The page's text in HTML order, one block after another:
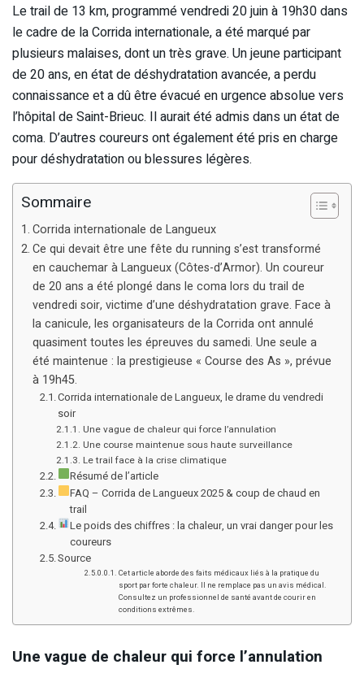
Le trail de 13 km, programmé vendredi 20 juin à 19h30 dans
le cadre de la Corrida internationale, a été marqué par
plusieurs malaises, dont un très grave. Un jeune participant
de 20 ans, en état de déshydratation avancée, a perdu
connaissance et a dû être évacué en urgence absolue vers
l’hôpital de Saint-Brieuc. Il aurait été admis dans un état de
coma. D’autres coureurs ont également été pris en charge
pour déshydratation ou blessures légères.
Sommaire
Corrida internationale de Langueux
Ce qui devait être une fête du running s’est transformé
en cauchemar à Langueux (Côtes-d’Armor). Un coureur
de 20 ans a été plongé dans le coma lors du trail de
vendredi soir, victime d’une déshydratation grave. Face à
la canicule, les organisateurs de la Corrida ont annulé
quasiment toutes les épreuves du samedi. Une seule a
été maintenue : la prestigieuse « Course des As », prévue
à 19h45.
Corrida internationale de Langueux, le drame du vendredi
soir
Une vague de chaleur qui force l’annulation
Une course maintenue sous haute surveillance
Le trail face à la crise climatique
Résumé de l’article
FAQ – Corrida de Langueux 2025 & coup de chaud en
trail
Le poids des chiffres : la chaleur, un vrai danger pour les
coureurs
Source
Cet article aborde des faits médicaux liés à la pratique du
sport par forte chaleur. Il ne remplace pas un avis médical.
Consultez un professionnel de santé avant de courir en
conditions extrêmes.
Une vague de chaleur qui force l’annulation